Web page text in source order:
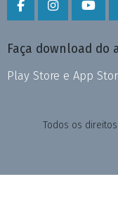
Faça download do
Play Store e App
Todos os